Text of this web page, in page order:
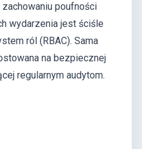
poufności
wydarzenia jest ściśle
ról (RBAC). Sama
na bezpiecznej
regularnym audytom.